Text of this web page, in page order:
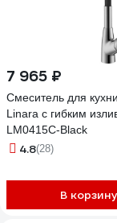
7 965 ₽
Смеситель для
Linara с гибким
LM0415C-Black
4.8(28)
В корзину